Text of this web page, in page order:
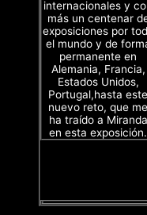
internacionales y
más un centenar
exposiciones por
el mundo y de
permanente en
Alemania, Francia,
Estados Unidos,
Portugal,hasta este
nuevo reto, que me
ha traído a Miranda
en esta exposición.